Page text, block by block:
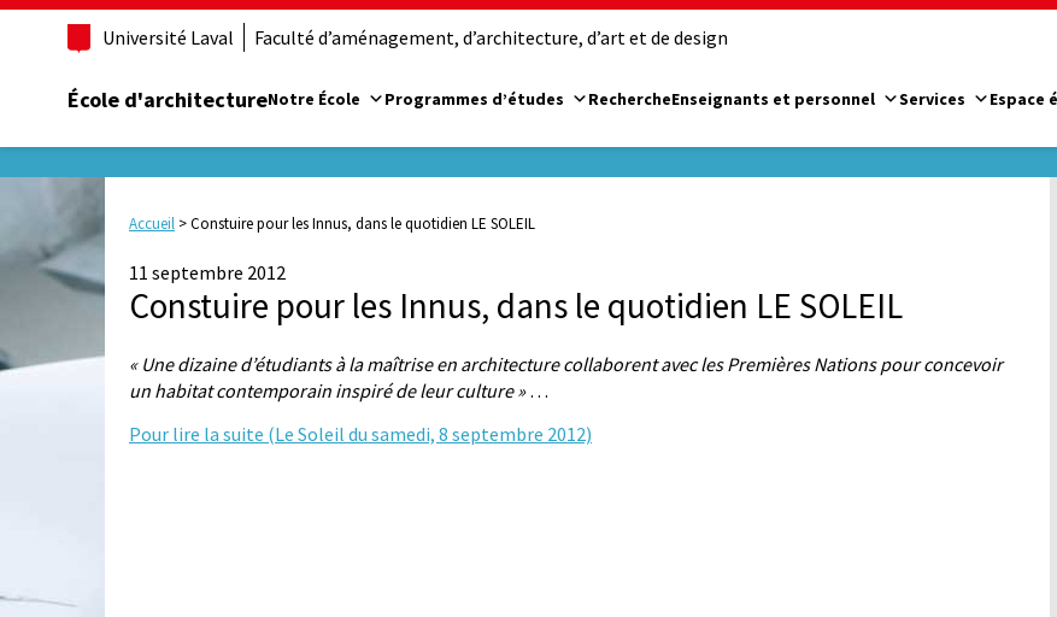
Université Laval Faculté d’aménagement, d’architecture, d’art et de design
École d'architectureNotre École Programmes d’études RechercheEnseignants et personnel Services Espace
Accueil >Constuire pour les Innus, dans le quotidien LE SOLEIL
11 septembre 2012
Constuire pour les Innus, dans le quotidien LE SOLEIL
« Une dizaine d’étudiants à la maîtrise en architecture collaborent avec les Premières Nations pour concevoir
un habitat contemporain inspiré de leur culture »…
Pour lire la suite (Le Soleil du samedi, 8 septembre 2012)